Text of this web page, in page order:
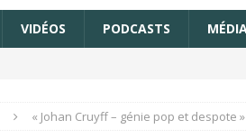
VIDÉOS PODCASTS
« Johan Cruyff – génie pop et despote